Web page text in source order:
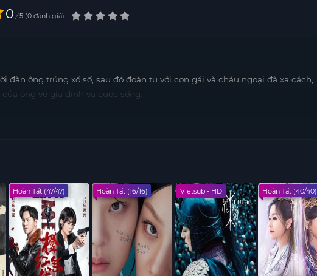
0 / 5 0 đánh giá
đàn ông trúng xổ số, sau đó đoàn tụ với con gái và cháu ngoại đã xa cách,
ông về gia đình và cuộc sống.
Hoàn Tất (47/47) Hoàn Tất (16/16) Vietsub - HD Hoàn Tất (40/40)